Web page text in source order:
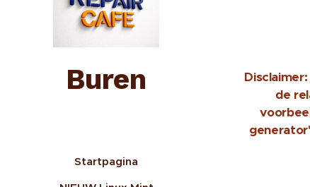
Buren
Startpagina
de